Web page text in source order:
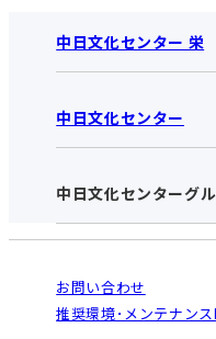
中日文化センター 栄
中日文化セン
お知らせ
アクセス･営
お申し込みの
入会と受講
中日文化センター
中日文化セン
中日文化セ
受講規約・会
ご利用ガイド
オンライン講
WEBサイトの
中日文化センターグ
南大高
高蔵寺
お問い合わせ
推奨環境･メンテナンス